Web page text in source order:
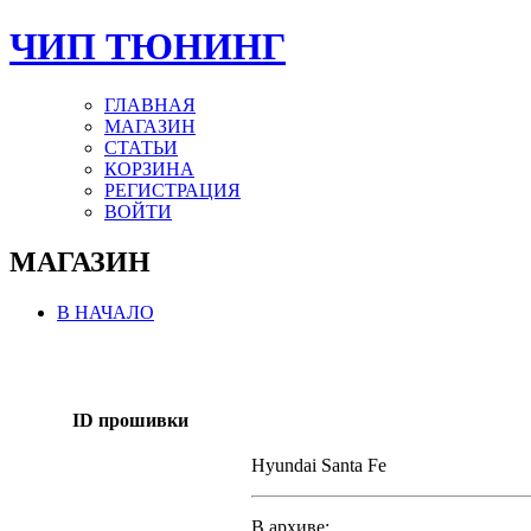
ЧИП ТЮНИНГ
ГЛАВНАЯ
МАГАЗИН
СТАТЬИ
КОРЗИНА
РЕГИСТРАЦИЯ
ВОЙТИ
МАГАЗИН
В НАЧАЛО
ID прошивки
Hyundai Santa Fe
В архиве: